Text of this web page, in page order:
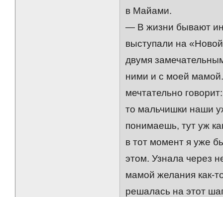
в Майами.
— В жизни бывают
выступали на
двумя
ними и с моей
мечтательно
то мальчишки наши
понимаешь, тут уж
в тот момент я уже
этом. Узнала через
мамой желания как-
решалась на этот